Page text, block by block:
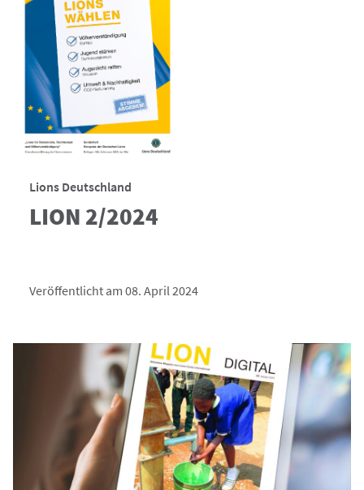
Lions Deutschland
LION 2/2024
Veröffentlicht am 08. April 2024